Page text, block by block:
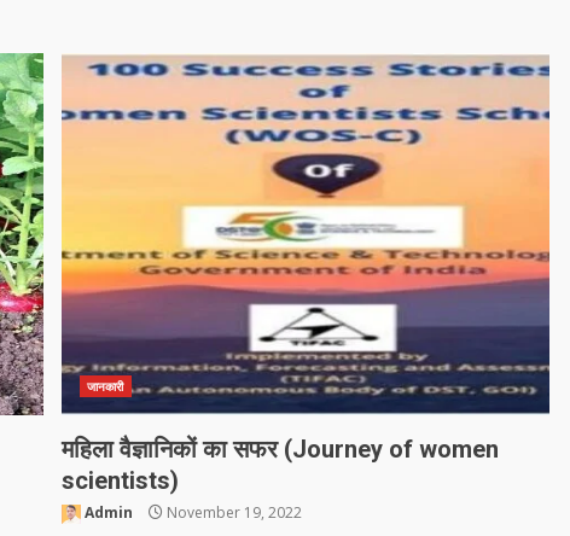
जानकारी
महिला वैज्ञानिकों का सफर (Journey of women
scientists)
Admin November 19, 2022